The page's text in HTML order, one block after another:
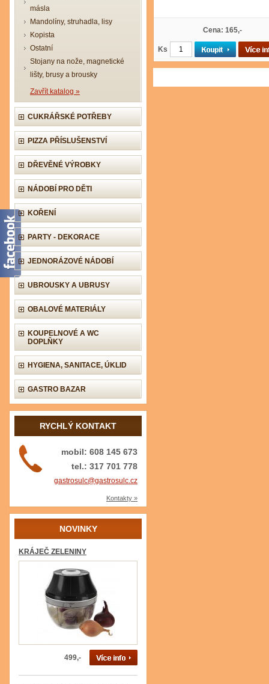
másla
Mandolíny, struhadla, lisy
Kopista
Ostatní
Stojany na nože, magnetické
lišty, brusy a brousky
Zavřít katalog »
CUKRÁŘSKÉ POTŘEBY
PIZZA PŘÍSLUŠENSTVÍ
DŘEVĚNÉ VÝROBKY
NÁDOBÍ PRO DĚTI
KOŘENÍ
PARTY - DEKORACE
JEDNORÁZOVÉ NÁDOBÍ
UBROUSKY A UBRUSY
OBALOVÉ MATERIÁLY
KOUPELNOVÉ A WC
DOPLŇKY
HYGIENA, SANITACE, ÚKLID
GASTRO BAZAR
RYCHLÝ KONTAKT
mobil: 608 145 673
tel.: 317 701 778
gastrosulc@gastrosulc.cz
Kontakty »
NOVINKY
KRÁJEČ ZELENINY
499,-
Cena: 165,-
Ks